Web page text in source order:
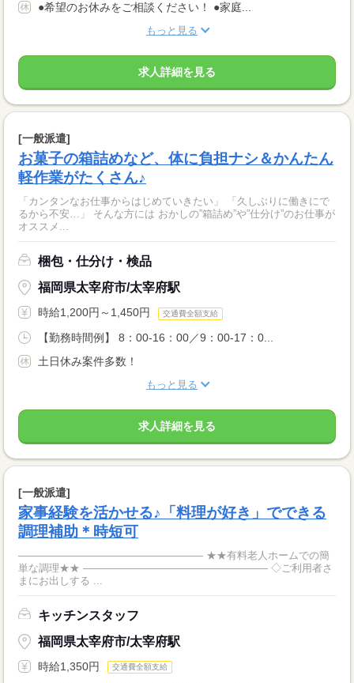
●希望のお休みをご相談ください！ ●家庭...
もっと見る
求人詳細を見る
[一般派遣]
お菓子の箱詰めなど、体に負担ナシ＆かんたん
軽作業がたくさん♪
「カンタンなお仕事からはじめていきたい」 「久しぶりに働きにで
るから不安…」 そんな方には おかしの”箱詰め”や”仕分け”のお仕事が
オススメ...
梱包・仕分け・検品
福岡県太宰府市/太宰府駅
時給1,200円～1,450円 交通費全額支給
【勤務時間例】 8：00-16：00／9：00-17：0...
土日休み案件多数！
もっと見る
求人詳細を見る
[一般派遣]
家事経験を活かせる♪「料理が好き」でできる
調理補助＊時短可
―――――――――――――――――― ★★有料老人ホームでの簡
単な調理★★ ―――――――――――――――――― ◇ご利用者さ
まにお出しする ...
キッチンスタッフ
福岡県太宰府市/太宰府駅
時給1,350円 交通費全額支給